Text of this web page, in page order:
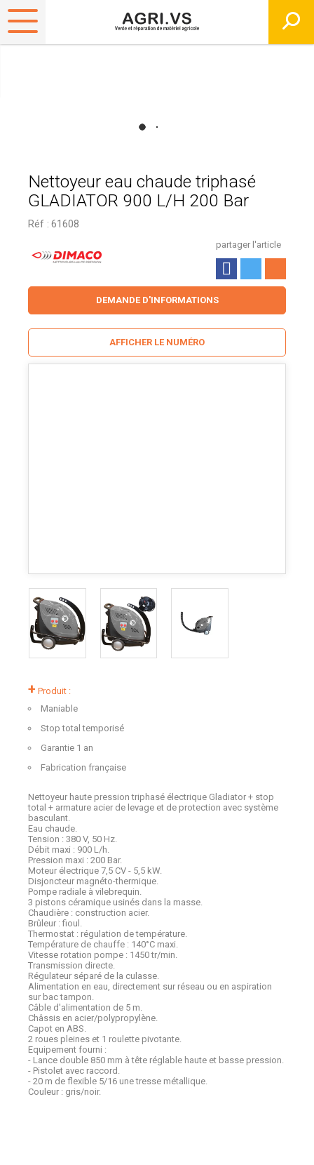
Nettoyeur eau chaude triphasé
GLADIATOR 900 L/H 200 Bar
Réf : 61608
+ Produit :
Maniable
Stop total temporisé
Garantie 1 an
Fabrication française
partager l'article
Nettoyeur haute pression triphasé électrique Gladiator + stop
total + armature acier de levage et de protection avec système
basculant.
Eau chaude.
Tension : 380 V, 50 Hz.
Débit maxi : 900 L/h.
Pression maxi : 200 Bar.
Moteur électrique 7,5 CV - 5,5 kW.
Disjoncteur magnéto-thermique.
Pompe radiale à vilebrequin.
3 pistons céramique usinés dans la masse.
Chaudière : construction acier.
Brûleur : fioul.
Thermostat : régulation de température.
Température de chauffe : 140°C maxi.
Vitesse rotation pompe : 1450 tr/min.
Transmission directe.
Régulateur séparé de la culasse.
Alimentation en eau, directement sur réseau ou en aspiration
sur bac tampon.
Câble d'alimentation de 5 m.
Châssis en acier/polypropylène.
Capot en ABS.
2 roues pleines et 1 roulette pivotante.
Equipement fourni :
- Lance double 850 mm à tête réglable haute et basse pression.
- Pistolet avec raccord.
- 20 m de flexible 5/16 une tresse métallique.
Couleur : gris/noir.
DEMANDE D'INFORMATIONS
AFFICHER LE NUMÉRO